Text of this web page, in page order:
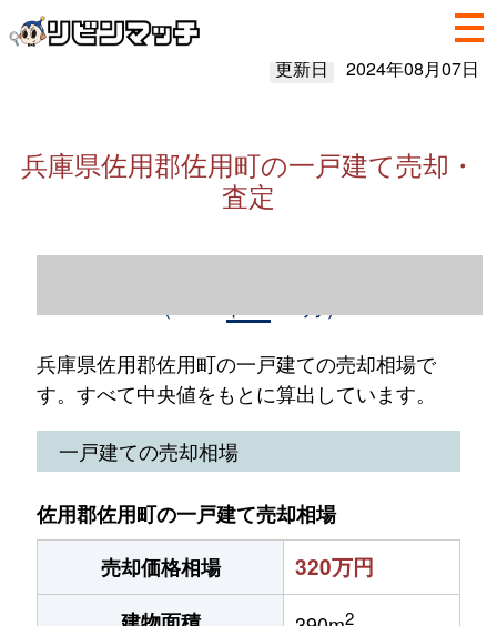
更新日 2024年08月07日
兵庫県佐用郡佐用町の一戸建て売却・
査定
兵庫県佐用郡佐用町の一戸建ての売却相場で
す。すべて中央値をもとに算出しています。
一戸建ての売却相場
佐用郡佐用町の一戸建て売却相場
売却価格相場
320万円
2